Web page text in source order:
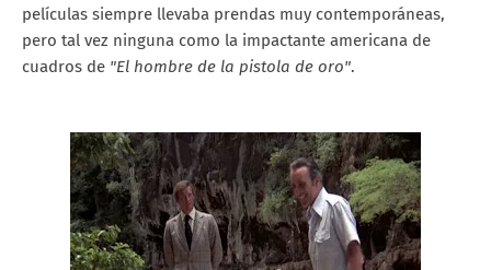
películas siempre llevaba prendas muy contemporáneas,
pero tal vez ninguna como la impactante americana de
cuadros de "El hombre de la pistola de oro".